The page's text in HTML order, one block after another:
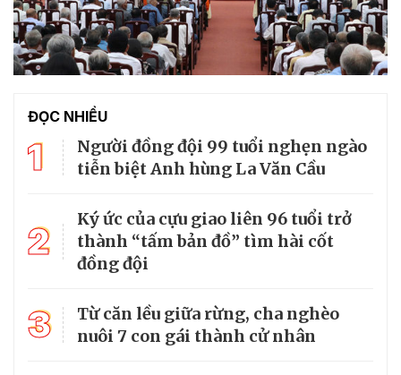
ĐỌC NHIỀU
1
Người đồng đội 99 tuổi nghẹn ngào
tiễn biệt Anh hùng La Văn Cầu
2
Ký ức của cựu giao liên 96 tuổi trở
thành “tấm bản đồ” tìm hài cốt
đồng đội
3
Từ căn lều giữa rừng, cha nghèo
nuôi 7 con gái thành cử nhân